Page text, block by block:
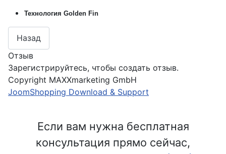
Технология Golden Fin
Отзыв
Зарегистрируйтесь, чтобы создать отзыв.
Copyright MAXXmarketing GmbH
JoomShopping Download & Support
Если вам нужна бесплатная
консультация прямо сейчас,